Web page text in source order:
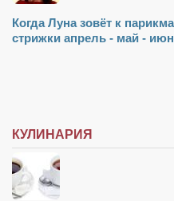
Когда Луна зовёт к
стрижки апрель - май -
КУЛИНАРИЯ